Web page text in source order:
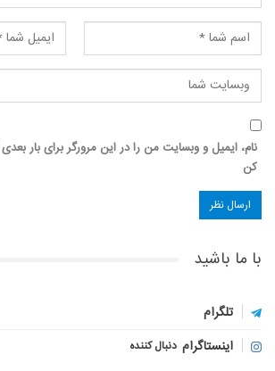
نام، ایمیل و وبسایت من را در این مرورگر برای بار
کن
با ما باشید
تلگرام
اینستاگرام دنبال کننده